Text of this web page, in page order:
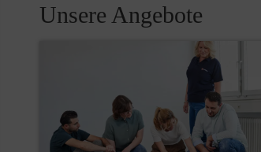
Unsere Angebote